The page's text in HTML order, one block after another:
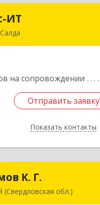
ИТ
на сопровождении
Отправить заявку
Показать контакты
Отправить заявку
Назад
К. Г.
(Свердловская обл.)